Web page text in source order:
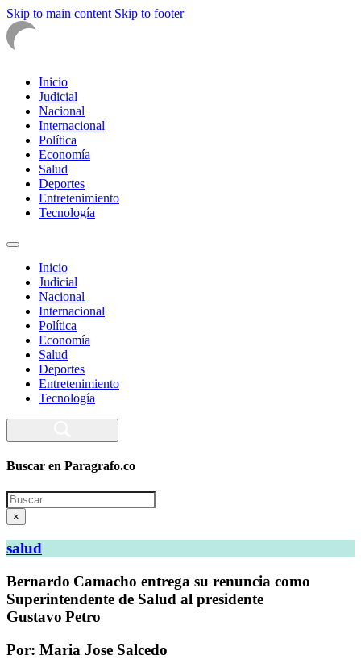
Skip to main content Skip to footer
Inicio
Judicial
Nacional
Internacional
Política
Economía
Salud
Deportes
Entretenimiento
Tecnología
Inicio
Judicial
Nacional
Internacional
Política
Economía
Salud
Deportes
Entretenimiento
Tecnología
Buscar en Paragrafo.co
Search
×
salud
Bernardo Camacho entrega su renuncia como
Superintendente de Salud al presidente
Gustavo Petro
Por: Maria Jose Salcedo